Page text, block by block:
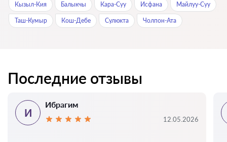
Кызыл-Кия Балыкчы Кара-Суу Исфана Майлуу-Суу
Таш-Кумыр Кош-Дебе Сулюкта Чолпон-Ата
Последние отзывы
И
Ибрагим
12.05.2026